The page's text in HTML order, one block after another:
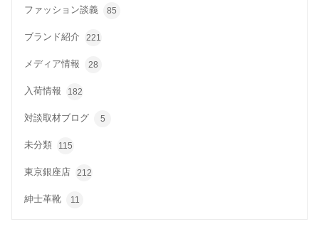
ファッション談義 85
ブランド紹介 221
メディア情報 28
入荷情報 182
対談取材ブログ 5
未分類 115
東京銀座店 212
紳士革靴 11